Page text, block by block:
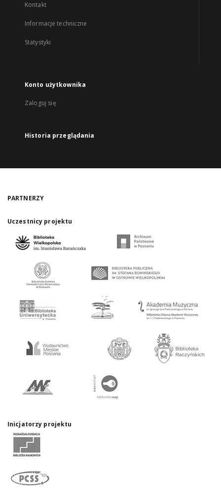
Kontakt
Informacje techniczne
Statystyki
Konto użytkownika
Zaloguj się
Historia przeglądania
PARTNERZY
Uczestnicy projektu
Inicjatorzy projektu